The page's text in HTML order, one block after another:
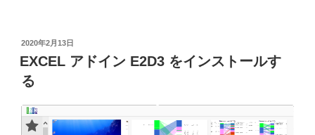
お
け
る
バ
ブ
ル
投
稿
日:
2020年2月13日
EXCEL アドイン E2D3 をインストールす
る